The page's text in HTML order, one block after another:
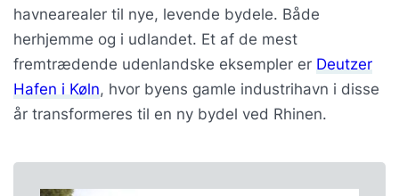
havnearealer til nye, levende bydele. Både
herhjemme og i udlandet. Et af de mest
fremtrædende udenlandske eksempler er Deutzer
Hafen i Køln, hvor byens gamle industrihavn i disse
år transformeres til en ny bydel ved Rhinen.